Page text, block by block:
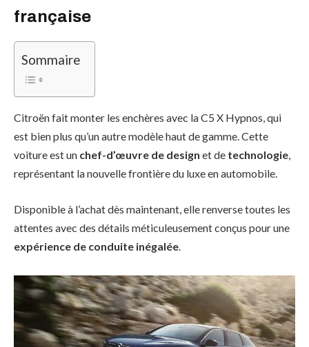
française
Sommaire
Citroën fait monter les enchères avec la C5 X Hypnos, qui
est bien plus qu’un autre modèle haut de gamme. Cette
voiture est un chef-d’œuvre de design et de technologie,
représentant la nouvelle frontière du luxe en automobile.
Disponible à l’achat dès maintenant, elle renverse toutes les
attentes avec des détails méticuleusement conçus pour une
expérience de conduite inégalée